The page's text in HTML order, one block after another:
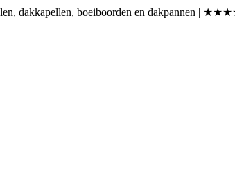
dakkapellen, boeiboorden en dakpannen |